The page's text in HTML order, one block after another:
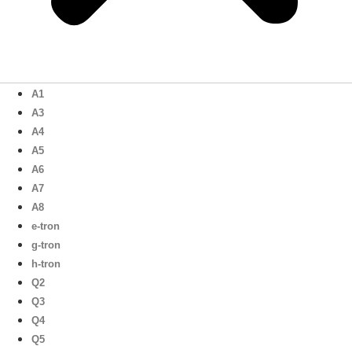
A1
A3
A4
A5
A6
A7
A8
e-tron
g-tron
h-tron
Q2
Q3
Q4
Q5